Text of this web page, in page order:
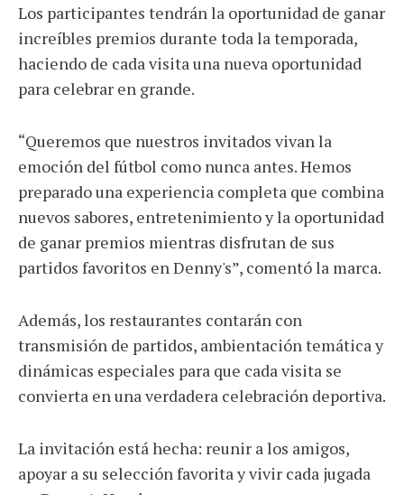
Los participantes tendrán la oportunidad de ganar
increíbles premios durante toda la temporada,
haciendo de cada visita una nueva oportunidad
para celebrar en grande.
“Queremos que nuestros invitados vivan la
emoción del fútbol como nunca antes. Hemos
preparado una experiencia completa que combina
nuevos sabores, entretenimiento y la oportunidad
de ganar premios mientras disfrutan de sus
partidos favoritos en Denny's”, comentó la marca.
Además, los restaurantes contarán con
transmisión de partidos, ambientación temática y
dinámicas especiales para que cada visita se
convierta en una verdadera celebración deportiva.
La invitación está hecha: reunir a los amigos,
apoyar a su selección favorita y vivir cada jugada